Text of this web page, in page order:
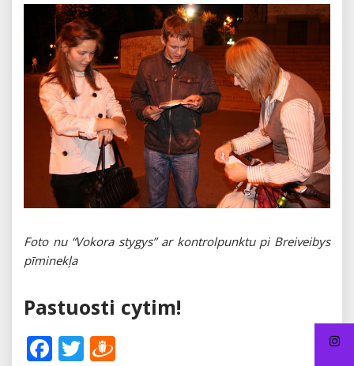
Foto nu “Vokora stygys” ar kontrolpunktu pi Breiveibys
pīminekļa
Pastuosti cytim!
Facebook
Twitter